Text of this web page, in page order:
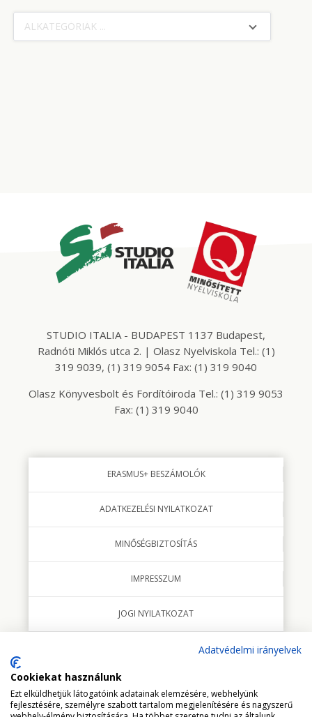
ALKATEGÓRIÁK ...
STUDIO ITALIA - BUDAPEST 1137 Budapest,
Radnóti Miklós utca 2. | Olasz Nyelviskola Tel.: (1)
319 9039, (1) 319 9054 Fax: (1) 319 9040
Olasz Könyvesbolt és Fordítóiroda Tel.: (1) 319 9053
Fax: (1) 319 9040
ERASMUS+ BESZÁMOLÓK
ADATKEZELÉSI NYILATKOZAT
MINŐSÉGBIZTOSÍTÁS
IMPRESSZUM
JOGI NYILATKOZAT
© 2018 minden jog fenntartva Studio Italia Kft.
Adatvédelmi irányelvek
Cookiekat használunk
Ezt elküldhetjük látogatóink adatainak elemzésére, webhelyünk
fejlesztésére, személyre szabott tartalom megjelenítésére és nagyszerű